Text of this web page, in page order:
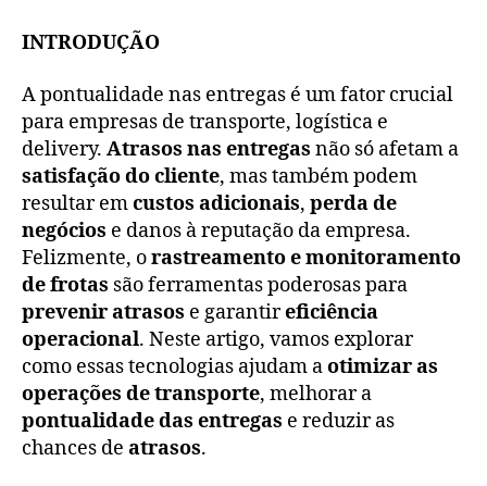
INTRODUÇÃO
A pontualidade nas entregas é um fator crucial
para empresas de transporte, logística e
delivery. Atrasos nas entregas não só afetam a
satisfação do cliente, mas também podem
resultar emcustos adicionais, perda de
negócios e danos à reputação da empresa.
Felizmente, orastreamento e monitoramento
de frotas são ferramentas poderosas para
prevenir atrasos e garantireficiência
operacional. Neste artigo, vamos explorar
como essas tecnologias ajudam aotimizar as
operações de transporte, melhorar a
pontualidade das entregas e reduzir as
chances de atrasos.